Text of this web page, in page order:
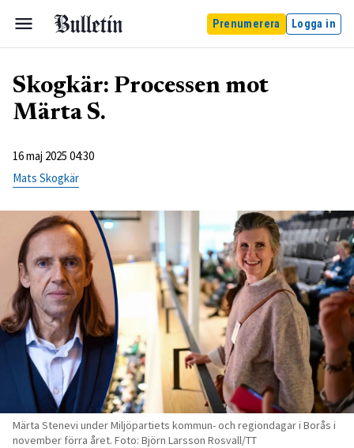
Prenumerera Logga in
Skogkär: Processen mot
Märta S.
16 maj 2025 04:30
Mats Skogkär
Märta Stenevi under Miljöpartiets kommun- och regiondagar i Borås i
november förra året. Foto: Björn Larsson Rosvall/TT